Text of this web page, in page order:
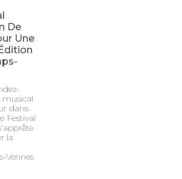
De
Une
musical
dans
Festival
la
Vennes